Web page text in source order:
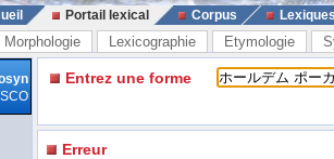
Portail lexical Corpus
Morphologie Lexicographie Etymologie
Entrez une forme
Erreur